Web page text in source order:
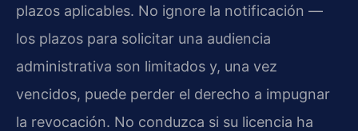
plazos aplicables. No ignore la notificación —
los plazos para solicitar una audiencia
administrativa son limitados y, una vez
vencidos, puede perder el derecho a impugnar
la revocación. No conduzca si su licencia ha